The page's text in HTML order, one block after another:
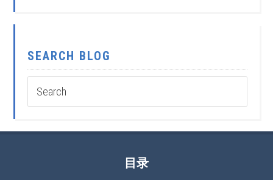
SEARCH BLOG
目录